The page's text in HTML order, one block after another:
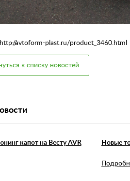
avtoform-plast.ru/product_3460.html
к списку новостей
капот на Весту AVR
Новые